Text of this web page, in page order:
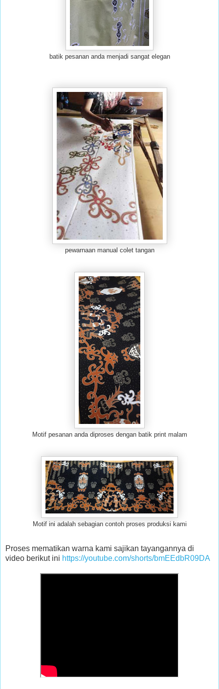
batik pesanan anda menjadi sangat elegan
pewarnaan manual colet tangan
Motif pesanan anda diproses dengan batik print malam
Motif ini adalah sebagian contoh proses produksi kami
Proses mematikan warna kami sajikan tayangannya di
video berikut ini https://youtube.com/shorts/bmEEdbR09DA